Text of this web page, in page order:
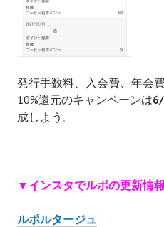
発行手数料、入会費、年会
10%還元のキャンペーンは
成しよう。
▼インスタでルポの更新情
ルポルタージュ